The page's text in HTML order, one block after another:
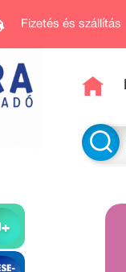
Fizetés és szállítás